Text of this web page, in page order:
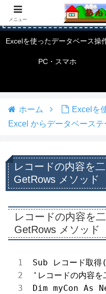
Excelを使ったデータベース操
PC・スマホ
ホーム
Excelを
Excel からデータベース
レコードの内容を
GetRows メソッド
レコードの内容を
GetRows メソッド
Sub レコード取
'レコードの内容を
Dim myCon As
メニュー